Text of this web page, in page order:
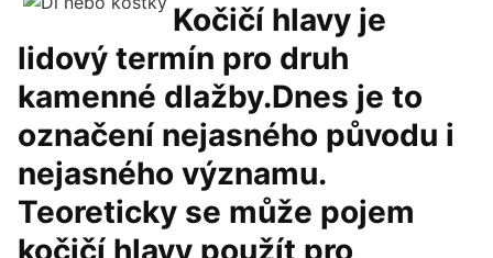
Kočičí hlavy je
lidový termín pro druh
kamenné dlažby.Dnes je to
označení nejasného původu i
nejasného významu.
Teoreticky se může pojem
kočičí hlavy použít pro